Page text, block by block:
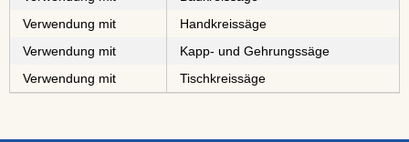
Verwendung mit
Handkreissäge
Verwendung mit
Kapp- und Gehrungssäge
Verwendung mit
Tischkreissäge